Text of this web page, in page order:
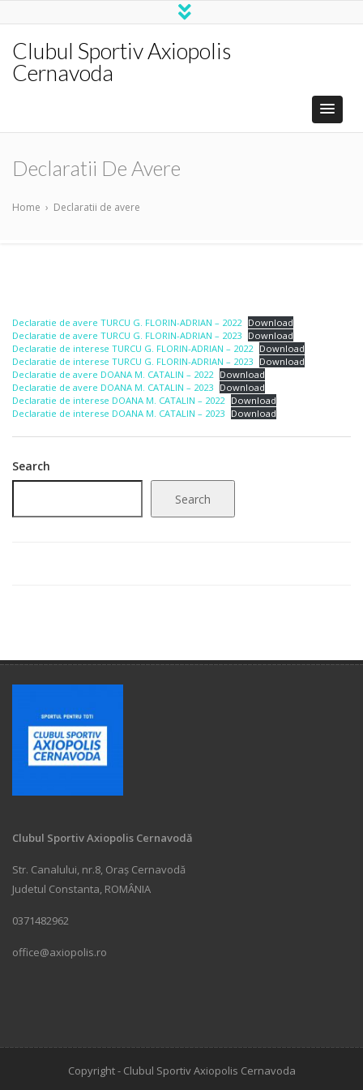
Clubul Sportiv Axiopolis
Cernavoda
Declaratii De Avere
Home › Declaratii de avere
Declaratie de avere TURCU G. FLORIN-ADRIAN – 2022 Download
Declaratie de avere TURCU G. FLORIN-ADRIAN – 2023 Download
Declaratie de interese TURCU G. FLORIN-ADRIAN – 2022 Download
Declaratie de interese TURCU G. FLORIN-ADRIAN – 2023 Download
Declaratie de avere DOANA M. CATALIN – 2022 Download
Declaratie de avere DOANA M. CATALIN – 2023 Download
Declaratie de interese DOANA M. CATALIN – 2022 Download
Declaratie de interese DOANA M. CATALIN – 2023 Download
Search
Search
Clubul Sportiv Axiopolis Cernavodă
Str. Canalului, nr.8, Oraș Cernavodă
Judetul Constanta, ROMÂNIA
0371482962
office@axiopolis.ro
Copyright - Clubul Sportiv Axiopolis Cernavoda